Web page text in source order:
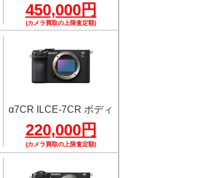
450,000円
(カメラ買取の上限査定額)
α7CR ILCE-7CR ボディ
220,000円
(カメラ買取の上限査定額)